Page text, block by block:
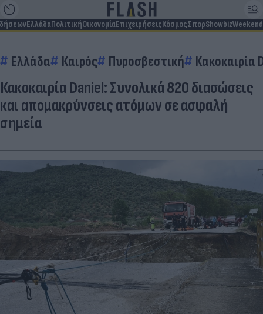
ΕλλάδαΠολιτικήΟικονομίαΕπιχειρήσειςΚόσμοςΣπορShowbizWeekend
Ελλάδα Καιρός Πυροσβεστική Κακοκαιρία
Κακοκαιρία Daniel: Συνολικά 820 διασώσεις
και απομακρύνσεις ατόμων σε ασφαλή
σημεία